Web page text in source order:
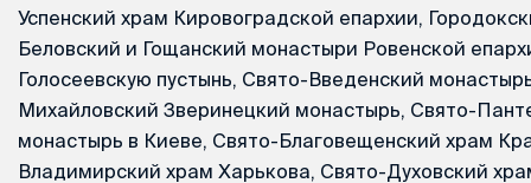
Успенский храм Кировоградской епархии,
Беловский и Гощанский монастыри Ровенской
Голосеевскую пустынь, Свято-Введенский
Михайловский Зверинецкий монастырь, Свято-
монастырь в Киеве, Свято-Благовещенский храм
Владимирский храм Харькова, Свято-Духовский